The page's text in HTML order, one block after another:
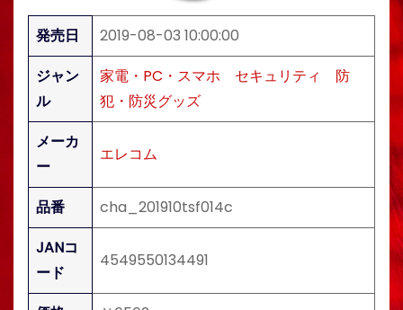
発売日
2019-08-03 10:00:00
ジャン
ル
家電・PC・スマホ セキュリティ
防
犯・防災グッズ
メーカ
ー
エレコム
品番
cha_201910tsf014c
JANコ
ード
4549550134491